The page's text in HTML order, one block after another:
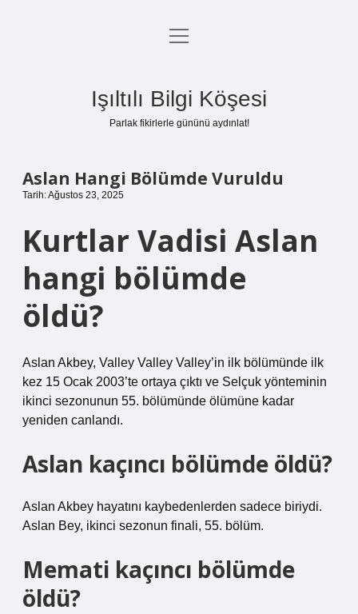
Anasayfa
Yasal Uyarı
menüyü
Işıltılı Bilgi Köşesi
Parlak fikirlerle gününü aydınlat!
Aslan Hangi Bölümde Vuruldu
Tarih: Ağustos 23, 2025
Kurtlar Vadisi Aslan
hangi bölümde
öldü?
Aslan Akbey, Valley Valley Valley’in ilk bölümünde ilk
kez 15 Ocak 2003’te ortaya çıktı ve Selçuk yönteminin
ikinci sezonunun 55. bölümünde ölümüne kadar
yeniden canlandı.
Aslan kaçıncı bölümde öldü?
Aslan Akbey hayatını kaybedenlerden sadece biriydi.
Aslan Bey, ikinci sezonun finali, 55. bölüm.
Memati kaçıncı bölümde
öldü?